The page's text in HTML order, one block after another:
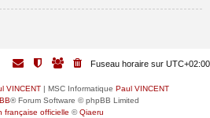
Fuseau horaire sur UTC+02:00
VINCENT| MSC Informatique Paul VINCENT
® Forum Software © phpBB Limited
française officielle ©Qiaeru